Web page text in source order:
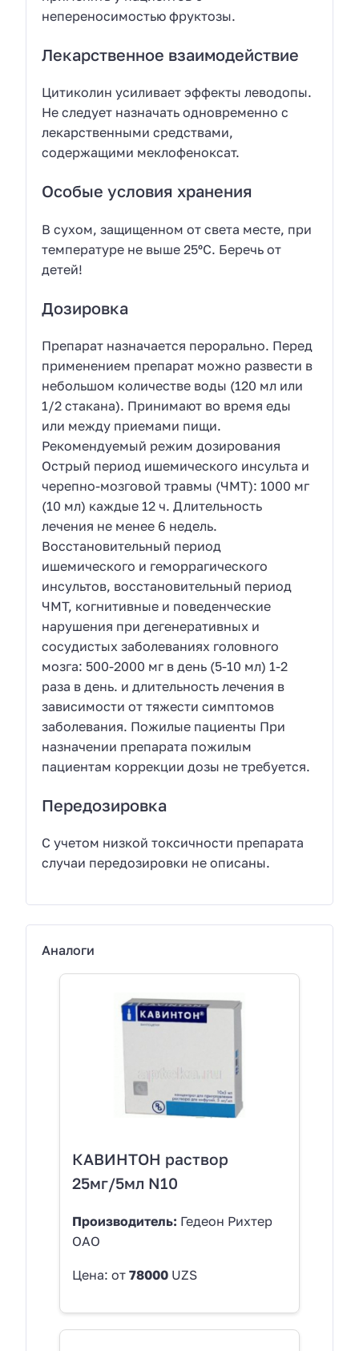
непереносимостью фруктозы.
Лекарственное взаимодействие
Цитиколин усиливает эффекты леводопы.
Не следует назначать одновременно с
лекарственными средствами,
содержащими меклофеноксат.
Особые условия хранения
В сухом, защищенном от света месте, при
температуре не выше 25ºC. Беречь от
детей!
Дозировка
Препарат назначается перорально. Перед
применением препарат можно развести в
небольшом количестве воды (120 мл или
1/2 стакана). Принимают во время еды
или между приемами пищи.
Рекомендуемый режим дозирования
Острый период ишемического инсульта и
черепно-мозговой травмы (ЧМТ): 1000 мг
(10 мл) каждые 12 ч. Длительность
лечения не менее 6 недель.
Восстановительный период
ишемического и геморрагического
инсультов, восстановительный период
ЧМТ, когнитивные и поведенческие
нарушения при дегенеративных и
сосудистых заболеваниях головного
мозга: 500-2000 мг в день (5-10 мл) 1-2
раза в день. и длительность лечения в
зависимости от тяжести симптомов
заболевания. Пожилые пациенты При
назначении препарата пожилым
пациентам коррекции дозы не требуется.
Передозировка
С учетом низкой токсичности препарата
случаи передозировки не описаны.
Аналоги
КАВИНТОН раствор
25мг/5мл N10
Производитель: Гедеон Рихтер
ОАО
Цена: от 78000 UZS